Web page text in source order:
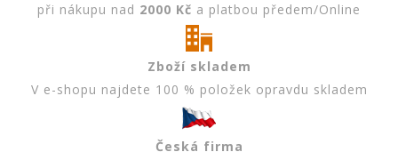
při nákupu nad 2000 Kč a platbou předem/Online
Zboží skladem
V e-shopu najdete 100 % položek opravdu skladem
Česká firma